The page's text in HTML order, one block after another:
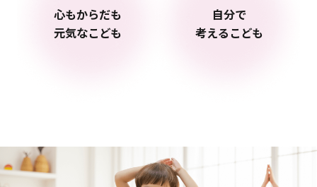
心もからだも
元気なこども
自分で
考えるこども